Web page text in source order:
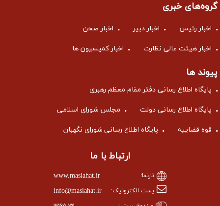
گروه‌های خبری
اخبار رئیس اخبار دبیر اخبار صحن
اخبار هیئت عالی نظارت اخبار کمیسیون ها
پیوند ها
پایگاه اطلاع رسانی دفتر مقام معظم رهبری
پایگاه اطلاع رسانی دولت مجلس شورای اسلامی
قوه قضاییه پایگاه اطلاع رسانی شورای نگهبان
ارتباط با ما
تارنما: www.maslahat.ir
پست الکترونیک: info@maslahat.ir